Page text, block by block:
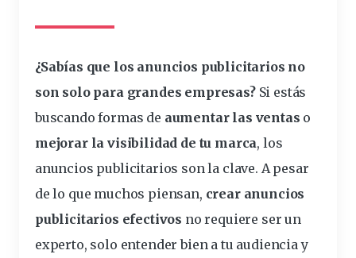
¿Sabías que los anuncios publicitarios no
son solo para grandes empresas?Si estás
buscando formas de aumentarlas ventas o
mejorar lavisibilidad de tu marca, los
anuncios publicitarios son la clave. A pesar
de lo que muchos piensan, crear anuncios
publicitarios efectivos no requiere ser un
experto, solo entender bien a tu audiencia y